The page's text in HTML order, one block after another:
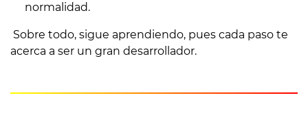
normalidad.
Sobre todo, sigue aprendiendo, pues cada paso te
acerca a ser un gran desarrollador.